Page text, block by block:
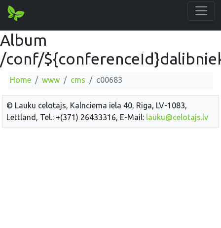
Album
/conf/
Home www cms c00683
© Lauku celotajs, Kalnciema iela 40, Riga, LV-1083,
Lettland, Tel.: +(371) 26433316, E-Mail: lauku@celotajs.lv